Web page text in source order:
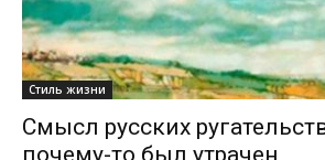
Стиль жизни
Смысл русских
почему-то был утрачен